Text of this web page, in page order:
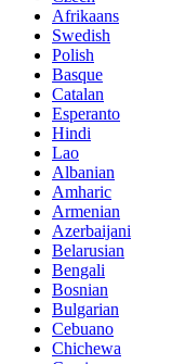
Afrikaans
Swedish
Polish
Basque
Catalan
Esperanto
Hindi
Lao
Albanian
Amharic
Armenian
Azerbaijani
Belarusian
Bengali
Bosnian
Bulgarian
Cebuano
Chichewa